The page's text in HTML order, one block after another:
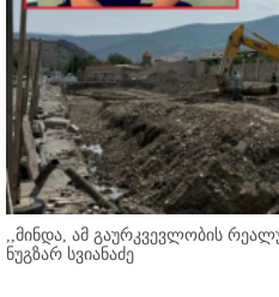
,,მინდა, ამ გაურკვევლობის
ნუგზარ სვიანაძე